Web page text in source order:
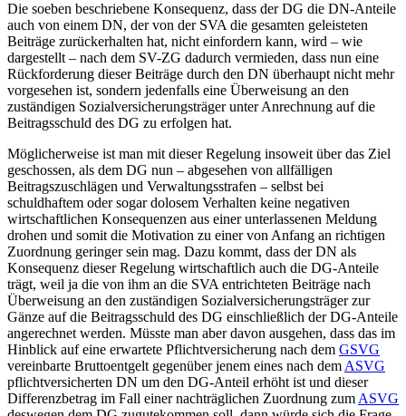
Die soeben beschriebene Konsequenz, dass der DG die DN-Anteile
auch von einem DN, der von der SVA die gesamten geleisteten
Beiträge zurückerhalten hat, nicht einfordern kann, wird – wie
dargestellt – nach dem SV-ZG dadurch vermieden, dass nun eine
Rückforderung dieser Beiträge durch den DN überhaupt nicht mehr
vorgesehen ist, sondern jedenfalls eine Überweisung an den
zuständigen Sozialversicherungsträger unter Anrechnung auf die
Beitragsschuld des DG zu erfolgen hat.
Möglicherweise ist man mit dieser Regelung insoweit über das Ziel
geschossen, als dem DG nun – abgesehen von allfälligen
Beitragszuschlägen und Verwaltungsstrafen – selbst bei
schuldhaftem oder sogar dolosem Verhalten keine negativen
wirtschaftlichen Konsequenzen aus einer unterlassenen Meldung
drohen und somit die Motivation zu einer von Anfang an richtigen
Zuordnung geringer sein mag. Dazu kommt, dass der DN als
Konsequenz dieser Regelung wirtschaftlich auch die DG-Anteile
trägt, weil ja die von ihm an die SVA entrichteten Beiträge nach
Überweisung an den zuständigen Sozialversicherungsträger zur
Gänze auf die Beitragsschuld des DG einschließlich der DG-Anteile
angerechnet werden. Müsste man aber davon ausgehen, dass das im
Hinblick auf eine erwartete Pflichtversicherung nach dem GSVG
vereinbarte Bruttoentgelt gegenüber jenem eines nach dem ASVG
pflichtversicherten DN um den DG-Anteil erhöht ist und dieser
Differenzbetrag im Fall einer nachträglichen Zuordnung zum ASVG